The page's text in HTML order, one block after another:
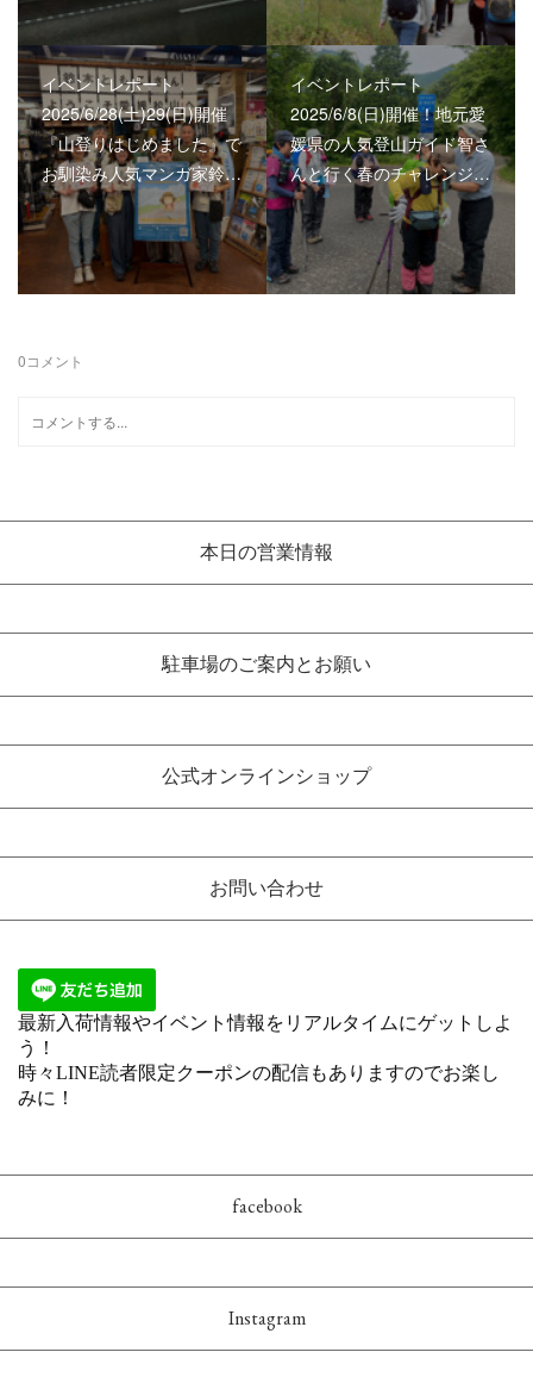
イベントレポート
2025/6/28(土)29(日)開催
『山登りはじめました』で
お馴染み人気マンガ家鈴…
イベントレポート
2025/6/8(日)開催！地元愛
媛県の人気登山ガイド智さ
んと行く春のチャレンジ…
0コメント
本日の営業情報
駐車場のご案内とお願い
公式オンラインショップ
お問い合わせ
facebook
Instagram